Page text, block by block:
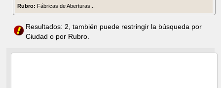
Rubro: Fábricas de Aberturas...
Resultados: 2, también puede restringir la búsqueda por
Ciudad o por Rubro.